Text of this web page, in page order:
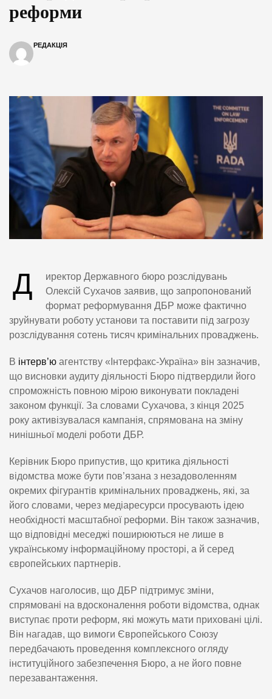
реформи
РЕДАКЦІЯ
Д
иректор Державного бюро розслідувань
Олексій Сухачов заявив, що запропонований
формат реформування ДБР може фактично
зруйнувати роботу установи та поставити під загрозу
розслідування сотень тисяч кримінальних проваджень.
В інтерв’ю агентству «Інтерфакс-Україна» він зазначив,
що висновки аудиту діяльності Бюро підтвердили його
спроможність повною мірою виконувати покладені
законом функції. За словами Сухачова, з кінця 2025
року активізувалася кампанія, спрямована на зміну
нинішньої моделі роботи ДБР.
Керівник Бюро припустив, що критика діяльності
відомства може бути пов’язана з незадоволенням
окремих фігурантів кримінальних проваджень, які, за
його словами, через медіаресурси просувають ідею
необхідності масштабної реформи. Він також зазначив,
що відповідні меседжі поширюються не лише в
українському інформаційному просторі, а й серед
європейських партнерів.
Сухачов наголосив, що ДБР підтримує зміни,
спрямовані на вдосконалення роботи відомства, однак
виступає проти реформ, які можуть мати приховані цілі.
Він нагадав, що вимоги Європейського Союзу
передбачають проведення комплексного огляду
інституційного забезпечення Бюро, а не його повне
перезавантаження.